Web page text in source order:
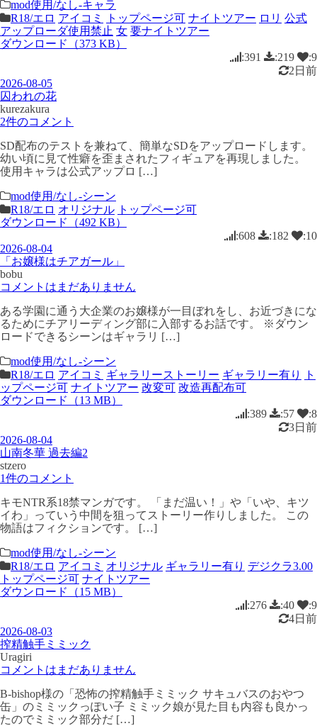
mod使用/なし-キャラ
R18/エロ アイコミ トップページ可 ナイトツアー ロリ 公式
アップローダ使用禁止 女 要ナイトツアー
ダウンロード（373 KB）
:391
:219
:9
2日前
2026-08-05
囚われの花
kurezakura
2件のコメント
SD配布のテストを兼ねて、簡単なSDをアップロードします。
幼い頃に見て性癖を歪まされたフィギュアを再現しました。
使用キャラは公式アップロ […]
mod使用/なし-シーン
R18/エロ オリジナル トップページ可
ダウンロード（492 KB）
:608
:182
:10
2026-08-04
「お嬢様はチアガール」
bobu
コメントはまだありません
ある学園に通う大企業のお嬢様が一目ぼれをし、お近づきにな
るためにチアリーディング部に入部するお話です。 ※ダウン
ロードできるシーンはギャラリ […]
mod使用/なし-シーン
R18/エロ アイコミ ギャラリーストーリー ギャラリー有り
ト
ップページ可 ナイトツアー 改変可 改造再配布可
ダウンロード（13 MB）
:389
:57
:8
3日前
2026-08-04
山南冬華 過去編2
stzero
1件のコメント
キモNTR系18禁マンガです。 「まだ温い！」や「いや、キツ
イわ」っていう中間を狙ってストーリー作りしました。 この
物語はフィクションです。 […]
mod使用/なし-シーン
R18/エロ アイコミ オリジナル ギャラリー有り デジクラ3.00
トップページ可 ナイトツアー
ダウンロード（15 MB）
:276
:40
:9
4日前
2026-08-03
搾精触手ミミック
Uragiri
コメントはまだありません
B-bishop様の「恐怖の搾精触手ミミック サキュバスのおやつ
缶」のミミックっぽい子 ミミック娘が見た目も内容も良かっ
たのでミミック部分だ […]